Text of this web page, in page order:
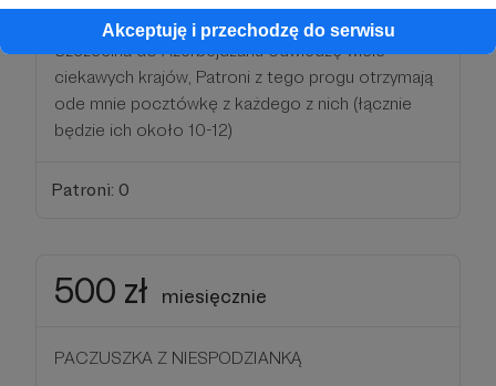
Akceptuję i przechodzę do serwisu
W trakcie mojej liczącej 10 000km podróży ze
Szczecina do Azerbejdżanu odwiedzę wiele
ciekawych krajów, Patroni z tego progu otrzymają
ode mnie pocztówkę z każdego z nich (łącznie
będzie ich około 10-12)
Patroni: 0
500 zł miesięcznie
PACZUSZKA Z NIESPODZIANKĄ